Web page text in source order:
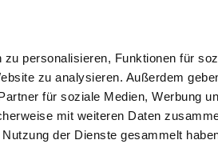
personalisieren, Funktionen für
zu analysieren. Außerdem
für soziale Medien, Werbung
mit weiteren Daten
der Dienste gesammelt